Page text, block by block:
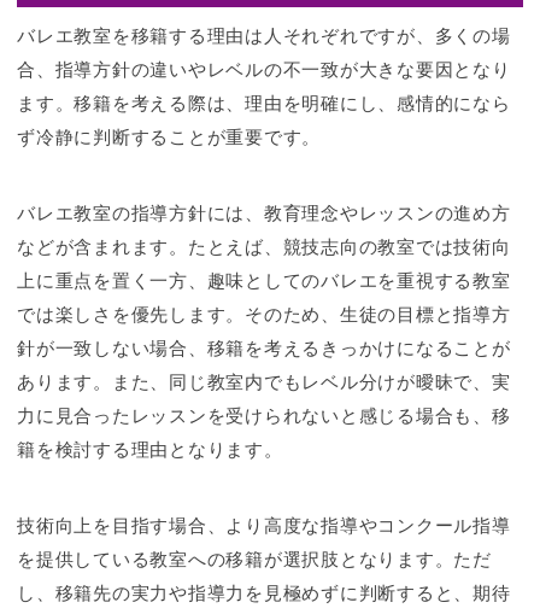
バレエ教室を移籍する理由は人それぞれですが、多くの場
合、指導方針の違いやレベルの不一致が大きな要因となり
ます。移籍を考える際は、理由を明確にし、感情的になら
ず冷静に判断することが重要です。
バレエ教室の指導方針には、教育理念やレッスンの進め方
などが含まれます。たとえば、競技志向の教室では技術向
上に重点を置く一方、趣味としてのバレエを重視する教室
では楽しさを優先します。そのため、生徒の目標と指導方
針が一致しない場合、移籍を考えるきっかけになることが
あります。また、同じ教室内でもレベル分けが曖昧で、実
力に見合ったレッスンを受けられないと感じる場合も、移
籍を検討する理由となります。
技術向上を目指す場合、より高度な指導やコンクール指導
を提供している教室への移籍が選択肢となります。ただ
し、移籍先の実力や指導力を見極めずに判断すると、期待